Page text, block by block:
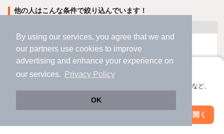
By using our services, you agree that we and
our partners use cookies to improve
advertising and enhance your experience on
our services.
Privacy Policy
OK
アプリに切り替えて、サクサクお部屋探し
会員登録なしですぐ使える。マップ検索やお気に入り保存など、
アプリを開く
他の人はこんな条件で絞り込んでいます！
バス・トイレ別 2階以上
駐車場あり
絞り込み条件を変更